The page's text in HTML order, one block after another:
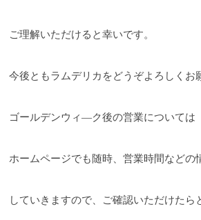
ご理解いただけると幸いです。
今後ともラムデリカをどうぞよろしくお
ゴールデンウィ―ク後の営業については
ホームページでも随時、営業時間などの
していきますので、ご確認いただけたら